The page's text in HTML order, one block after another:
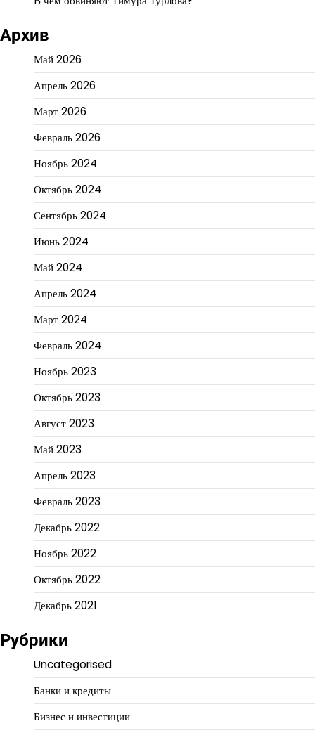
Архив
Май 2026
Апрель 2026
Март 2026
Февраль 2026
Ноябрь 2024
Октябрь 2024
Сентябрь 2024
Июнь 2024
Май 2024
Апрель 2024
Март 2024
Февраль 2024
Ноябрь 2023
Октябрь 2023
Август 2023
Май 2023
Апрель 2023
Февраль 2023
Декабрь 2022
Ноябрь 2022
Октябрь 2022
Декабрь 2021
Рубрики
Uncategorised
Банки и кредиты
Бизнес и инвестиции